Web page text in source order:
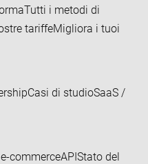
Tutti i metodi di
tariffeMigliora i tuoi
Casi di studioSaaS /
commerceAPIStato del